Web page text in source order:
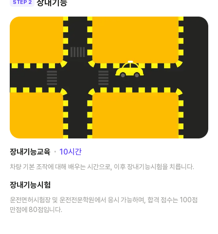
STEP 2 장내기능
장내기능교육 ･ 10시간
차량 기본 조작에 대해 배우는 시간으로, 이후 장내기능시험을 치릅니다.
장내기능시험
운전면허시험장 및 운전전문학원에서 응시 가능하며, 합격 점수는 100점
만점에 80점입니다.